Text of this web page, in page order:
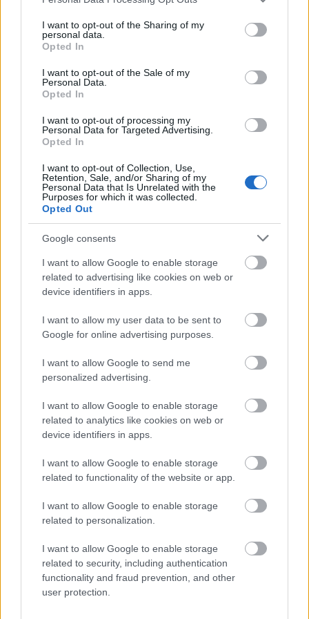
not limited to your visit or usage behaviour. You may click to
grant or deny consent to Google and its third-party tags to
use your data for below specified purposes in below Google
consent section.
I want to opt-out of the Sharing of my
personal data.
Opted In
I want to opt-out of the Sale of my
Personal Data.
Opted In
I want to opt-out of processing my
Personal Data for Targeted Advertising.
Opted In
I want to opt-out of Collection, Use,
Retention, Sale, and/or Sharing of my
Personal Data that Is Unrelated with the
Purposes for which it was collected.
Opted Out
Google consents
I want to allow Google to enable storage
related to advertising like cookies on web or
device identifiers in apps.
I want to allow my user data to be sent to
Google for online advertising purposes.
I want to allow Google to send me
personalized advertising.
I want to allow Google to enable storage
related to analytics like cookies on web or
device identifiers in apps.
I want to allow Google to enable storage
related to functionality of the website or app.
I want to allow Google to enable storage
related to personalization.
I want to allow Google to enable storage
related to security, including authentication
functionality and fraud prevention, and other
user protection.
Καρχαρίες: 9 απίστευτα στοιχεία που δεν θα σας
βοηθήσουν αν βρεθείτε απέναντί τους